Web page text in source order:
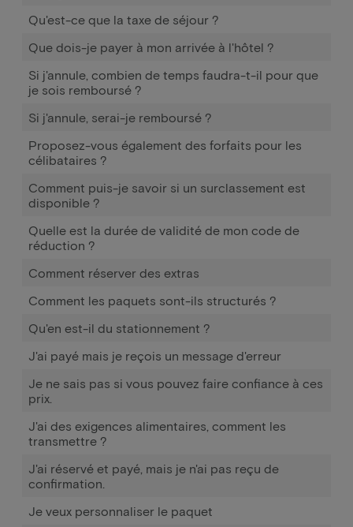
Qu'est-ce que la taxe de séjour ?
Que dois-je payer à mon arrivée à l'hôtel ?
Si j'annule, combien de temps faudra-t-il pour que
je sois remboursé ?
Si j'annule, serai-je remboursé ?
Proposez-vous également des forfaits pour les
célibataires ?
Comment puis-je savoir si un surclassement est
disponible ?
Quelle est la durée de validité de mon code de
réduction ?
Comment réserver des extras
Comment les paquets sont-ils structurés ?
Qu'en est-il du stationnement ?
J'ai payé mais je reçois un message d'erreur
Je ne sais pas si vous pouvez faire confiance à ces
prix.
J'ai des exigences alimentaires, comment les
transmettre ?
J'ai réservé et payé, mais je n'ai pas reçu de
confirmation.
Je veux personnaliser le paquet